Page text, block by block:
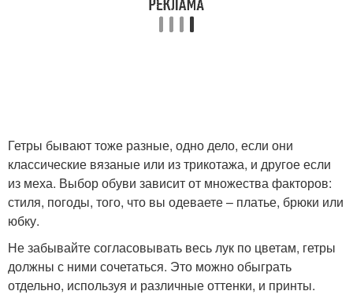
Гетры бывают тоже разные, одно дело, если они
классические вязаные или из трикотажа, и другое если
из меха. Выбор обуви зависит от множества факторов:
стиля, погоды, того, что вы одеваете – платье, брюки или
юбку.
Не забывайте согласовывать весь лук по цветам, гетры
должны с ними сочетаться. Это можно обыграть
отдельно, используя и различные оттенки, и принты.